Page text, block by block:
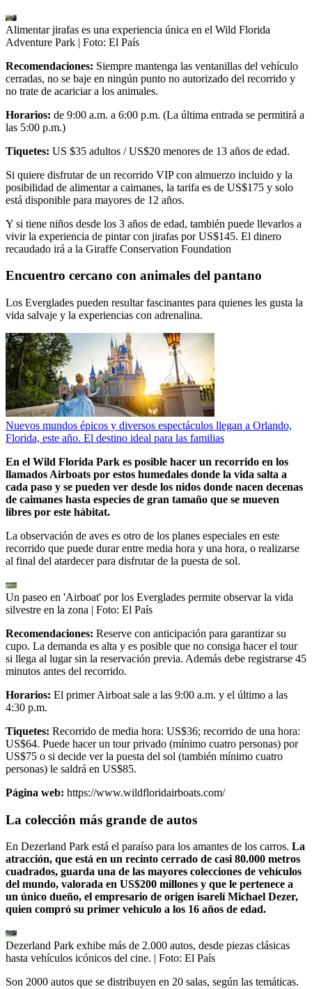
Alimentar jirafas es una experiencia única en el Wild Florida
Adventure Park | Foto: El País
Recomendaciones: Siempre mantenga las ventanillas del vehículo
cerradas, no se baje en ningún punto no autorizado del recorrido y
no trate de acariciar a los animales.
Horarios: de 9:00 a.m. a 6:00 p.m. (La última entrada se permitirá a
las 5:00 p.m.)
Tiquetes: US $35 adultos / US$20 menores de 13 años de edad.
Si quiere disfrutar de un recorrido VIP con almuerzo incluido y la
posibilidad de alimentar a caimanes, la tarifa es de US$175 y solo
está disponible para mayores de 12 años.
Y si tiene niños desde los 3 años de edad, también puede llevarlos a
vivir la experiencia de pintar con jirafas por US$145. El dinero
recaudado irá a la Giraffe Conservation Foundation
Encuentro cercano con animales del pantano
Los Everglades pueden resultar fascinantes para quienes les gusta la
vida salvaje y la experiencias con adrenalina.
Nuevos mundos épicos y diversos espectáculos llegan a Orlando,
Florida, este año. El destino ideal para las familias
En el Wild Florida Park es posible hacer un recorrido en los
llamados Airboats por estos humedales donde la vida salta a
cada paso y se pueden ver desde los nidos donde nacen decenas
de caimanes hasta especies de gran tamaño que se mueven
libres por este hábitat.
La observación de aves es otro de los planes especiales en este
recorrido que puede durar entre media hora y una hora, o realizarse
al final del atardecer para disfrutar de la puesta de sol.
Un paseo en 'Airboat' por los Everglades permite observar la vida
silvestre en la zona | Foto: El País
Recomendaciones: Reserve con anticipación para garantizar su
cupo. La demanda es alta y es posible que no consiga hacer el tour
si llega al lugar sin la reservación previa. Además debe registrarse 45
minutos antes del recorrido.
Horarios: El primer Airboat sale a las 9:00 a.m. y el último a las
4:30 p.m.
Tiquetes: Recorrido de media hora: US$36; recorrido de una hora:
US$64. Puede hacer un tour privado (mínimo cuatro personas) por
US$75 o si decide ver la puesta del sol (también mínimo cuatro
personas) le saldrá en US$85.
Página web: https://www.wildfloridairboats.com/
La colección más grande de autos
En Dezerland Park está el paraíso para los amantes de los carros. La
atracción, que está en un recinto cerrado de casi 80.000 metros
cuadrados, guarda una de las mayores colecciones de vehículos
del mundo, valorada en US$200 millones y que le pertenece a
un único dueño, el empresario de origen isarelí Michael Dezer,
quien compró su primer vehículo a los 16 años de edad.
Dezerland Park exhibe más de 2.000 autos, desde piezas clásicas
hasta vehículos icónicos del cine. | Foto: El País
Son 2000 autos que se distribuyen en 20 salas, según las temáticas.